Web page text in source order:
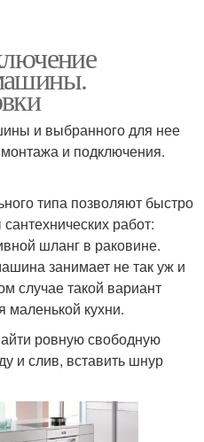
и выбранного для нее
и подключения.
типа позволяют быстро
работ:
шланг в раковине.
занимает не так уж и
случае такой вариант
кухни.
ровную свободную
и слив, вставить шнур